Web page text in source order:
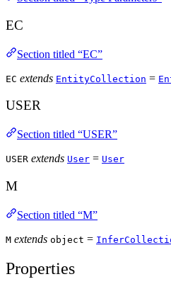
EC
Section titled “EC”
EC extends EntityCollection =
USER
Section titled “USER”
USER extends User = User
M
Section titled “M”
M extends object =
Properties